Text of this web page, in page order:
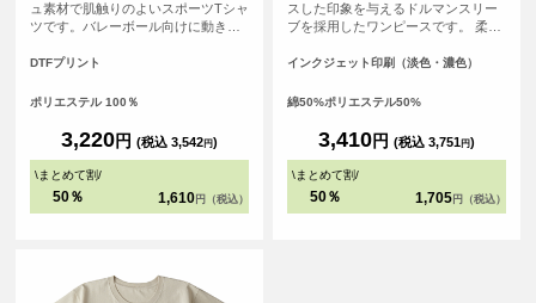
ュ素材で肌触りのよいスポーツTシャ
ツです。バレーボール向けに動きや
とVネック2重衿でスポーティなデザ
プにしたフィット感のあるシルエッ
めにしており、スパイクやブロック
でジャンプしても裾がめくり上がり
にくくなっています。ゲームシャツ
と素材感から、ワンランク上のスポ
ムやスポーツ施設のスタッフユニフ
ォームとしても人気のアイテムで
DTFプリント
ポリエステル 100％
3,220円 (税込 3,542円)
\まとめて割/
50％ 1,610 円（税込）
スした印象を与えるドルマンスリー
ブを採用したワンピースです。 柔ら
地もGood
インクジェット印刷（淡色・濃色）
綿50%ポリエステル50%
3,410円 (税込 3,751円)
\まとめて割/
50％ 1,705 円（税込）